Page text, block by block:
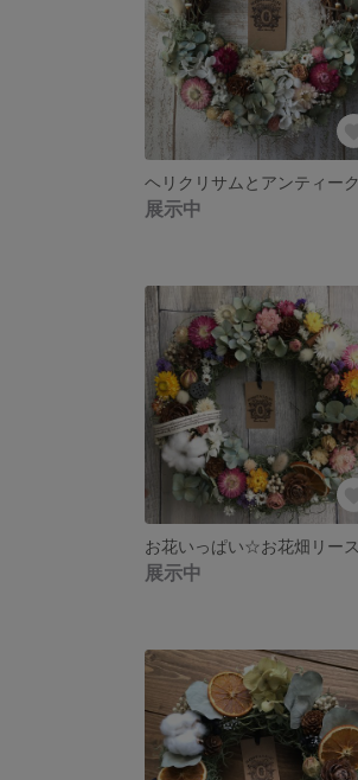
展示中
お花いっぱい☆お花畑リース
展示中